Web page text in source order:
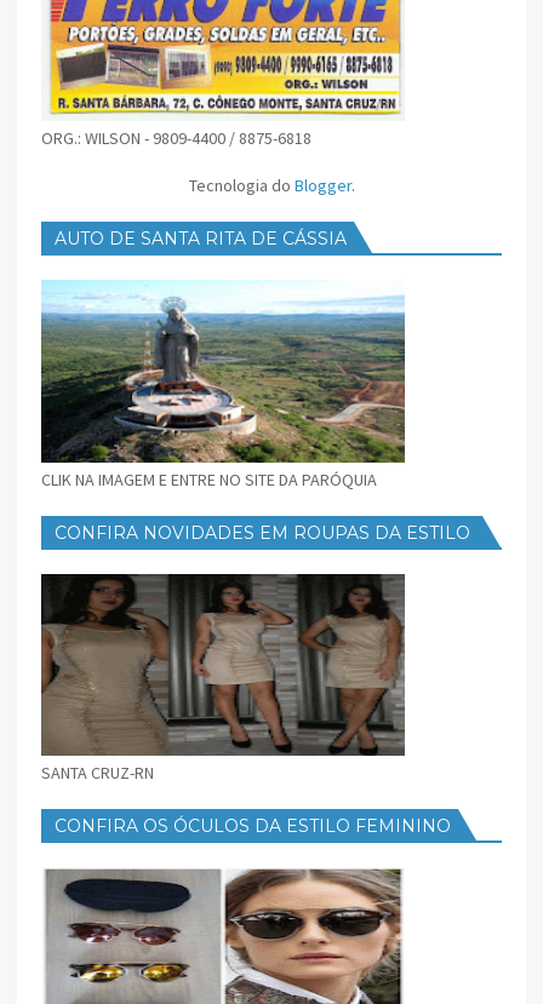
ORG.: WILSON - 9809-4400 / 8875-6818
Tecnologia do Blogger.
AUTO DE SANTA RITA DE CÁSSIA
CLIK NA IMAGEM E ENTRE NO SITE DA PARÓQUIA
CONFIRA NOVIDADES EM ROUPAS DA ESTILO
SANTA CRUZ-RN
CONFIRA OS ÓCULOS DA ESTILO FEMININO